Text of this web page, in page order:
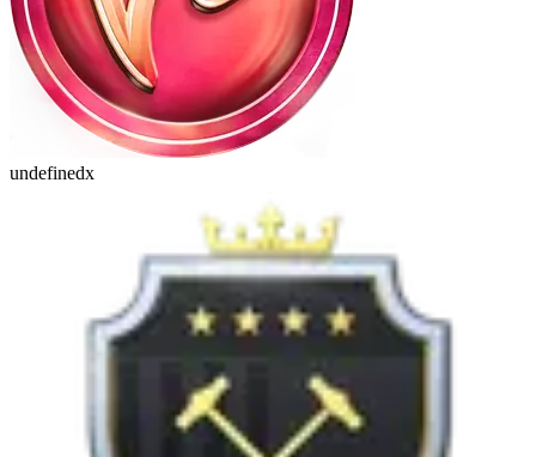
undefinedx